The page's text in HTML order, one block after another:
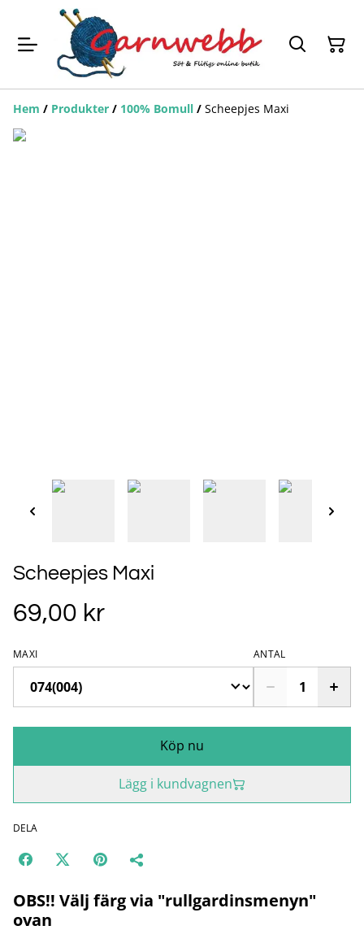
Hem / Produkter / 100% Bomull / Scheepjes Maxi
Scheepjes Maxi
69,00 kr
MAXI ANTAL
Köp nu
Lägg i kundvagnen
DELA
OBS!! Välj färg via "rullgardinsmenyn"
ovan